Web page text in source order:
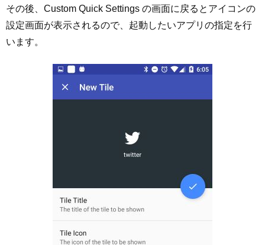
その後、Custom Quick Settings の画面に戻るとアイコンの
設定画面が表示されるので、起動したいアプリの指定を行
います。